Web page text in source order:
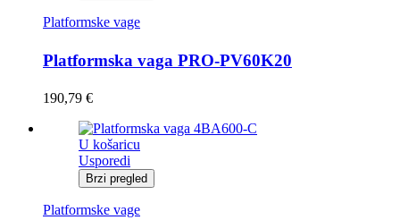
Platformske vage
Platformska vaga PRO-PV60K20
190,79 €
U košaricu
Usporedi
Brzi pregled
Platformske vage